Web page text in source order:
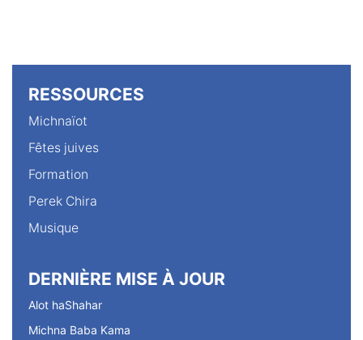
RESSOURCES
Michnaïot
Fêtes juives
Formation
Perek Chira
Musique
DERNIÈRE MISE À JOUR
Alot haShahar
Michna Baba Kama